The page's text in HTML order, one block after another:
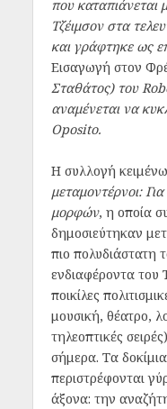
που καταπιάνεται
Τζέιμσον στα
και γράφτηκε ως
Εισαγωγή στον
Σταθάτος) του
αναμένεται να
Oposito.
Η συλλογή
μεταμοντέρνοι:
μορφών, η οποία
δημοσιεύτηκαν
πιο πολυδιάστατη
ενδιαφέροντα του
ποικίλες
μουσική, θέατρο,
τηλεοπτικές
σήμερα. Tα
περιστρέφονται
άξονα: την